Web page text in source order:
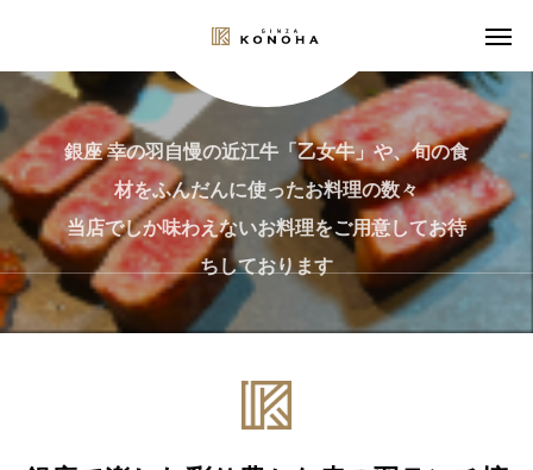
銀座 幸の羽自慢の近江牛「乙女牛」や、旬の食
材をふんだんに使ったお料理の数々
当店でしか味わえないお料理をご用意してお待
ちしております
MENU